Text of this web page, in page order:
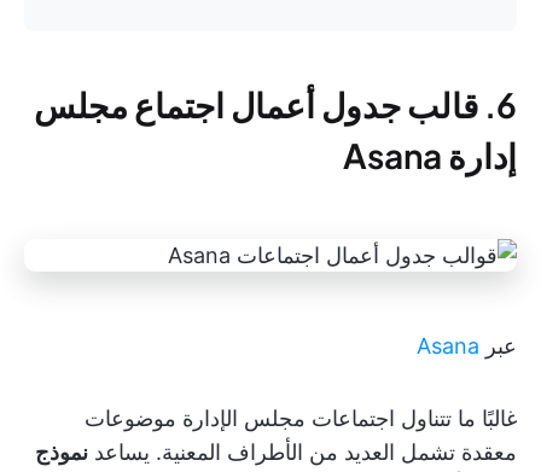
6. قالب جدول أعمال اجتماع مجلس
إدارة Asana
عبر Asana
غالبًا ما تتناول اجتماعات مجلس الإدارة موضوعات
معقدة تشمل العديد من الأطراف المعنية. يساعد نموذج